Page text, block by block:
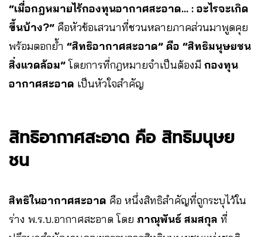
“เมื่อกฎหมายไร้กองทุนอากาศสะอาด… : อะไรจะเกิด
ขึ้นบ้าง?” คือหัวข้อเสวนาที่ชวนหลายภาคส่วนมาพูดคุย
พร้อมตอกย้ำ “สิทธิอากาศสะอาด” คือ “สิทธิมนุษยชน
สิ่งแวดล้อม”โดยการที่กฎหมายจำเป็นต้องมี กองทุน
อากาศสะอาด เป็นหัวใจสำคัญ
สิทธิอากาศสะอาด คือ สิทธิมนุษย
ชน
สิทธิในอากาศสะอาด คือ หนึ่งสิทธิสำคัญที่ถูกระบุไว้ใน
ร่าง พ.ร.บ.อากาศสะอาด โดย ภาณุพันธ์ สมสกุล ที่